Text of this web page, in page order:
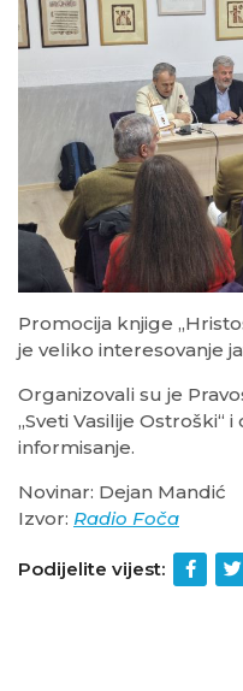
Promocija knjige
je veliko interesovanje
Organizovali su je
„Sveti Vasilije
informisanje.
Novinar: Dejan Mandić
Izvor: Radio Foča
Podijelite vijest: